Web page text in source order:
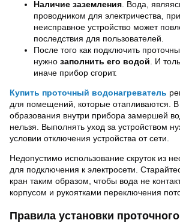
Наличие заземления. Вода,
проводником для электричества,
неисправное устройство может
последствия для пользователей.
После того как подключить
нужно заполнить его водой. И
иначе прибор сгорит.
Купить проточный водонагреватель
для помещений, которые отапливаются. В
образования внутри прибора замершей
нельзя. Выполнять уход за устройством
условии отключения устройства от сети.
Недопустимо использование скруток из
для подключения к электросети.
кран таким образом, чтобы вода не
корпусом и рукоятками переключения
Правила установки проточного